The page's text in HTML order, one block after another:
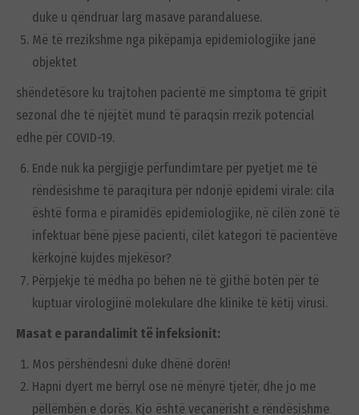
duke u qëndruar larg masave parandaluese.
Më të rrezikshme nga pikëpamja epidemiologjike janë
objektet
shëndetësore ku trajtohen pacientë me simptoma të gripit
sezonal dhe të njëjtët mund të paraqsin rrezik potencial
edhe për COVID-19.
Ende nuk ka përgjigje përfundimtare për pyetjet më të
rëndësishme të paraqitura për ndonjë epidemi virale: cila
është forma e piramidës epidemiologjike, në cilën zonë të
infektuar bënë pjesë pacienti, cilët kategori të pacientëve
kërkojnë kujdes mjekësor?
Përpjekje të mëdha po bëhen në të gjithë botën për të
kuptuar virologjinë molekulare dhe klinike të këtij virusi.
Masat e parandalimit të infeksionit:
Mos përshëndesni duke dhënë dorën!
Hapni dyert me bërryl ose në mënyrë tjetër, dhe jo me
pëllëmbën e dorës. Kjo është veçanërisht e rëndësishme